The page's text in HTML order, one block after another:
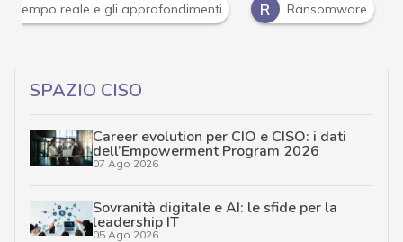
hacker e Malware: le ultime news in tempo reale e gli
SPAZIO CISO
Career evolution per CIO e CISO: i dati
dell’Empowerment Program 2026
07 Ago 2026
Sovranità digitale e AI: le sfide per la
leadership IT
05 Ago 2026